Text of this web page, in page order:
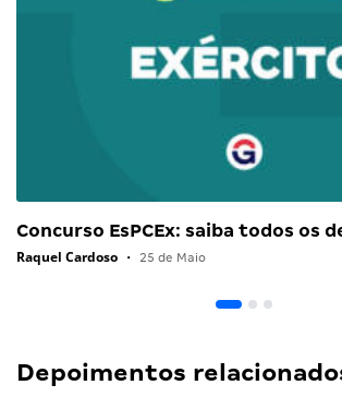
Concurso EsPCEx: saiba todos os
Raquel Cardoso • 25 de Maio
Depoimentos